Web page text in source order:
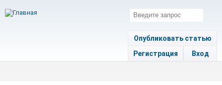
Опубликовать статью
Регистрация
Вход